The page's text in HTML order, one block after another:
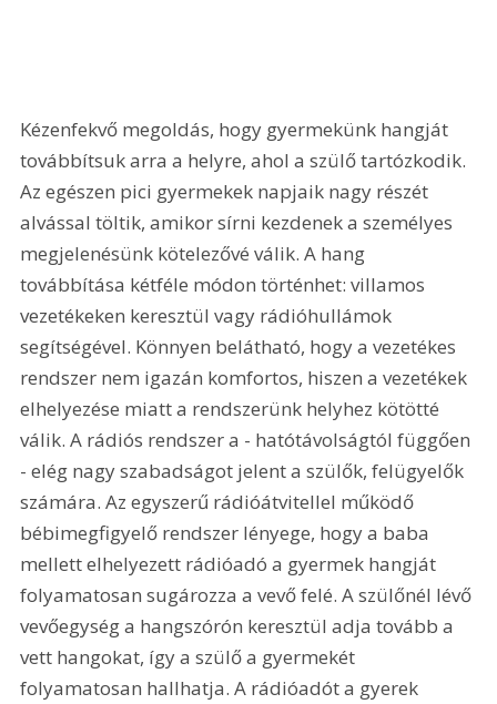
Kézenfekvő megoldás, hogy gyermekünk hangját
továbbítsuk arra a helyre, ahol a szülő tartózkodik.
Az egészen pici gyermekek napjaik nagy részét
alvással töltik, amikor sírni kezdenek a személyes
megjelenésünk kötelezővé válik. A hang
továbbítása kétféle módon történhet: villamos
vezetékeken keresztül vagy rádióhullámok
segítségével. Könnyen belátható, hogy a vezetékes
rendszer nem igazán komfortos, hiszen a vezetékek
elhelyezése miatt a rendszerünk helyhez kötötté
válik. A rádiós rendszer a - hatótávolságtól függően
- elég nagy szabadságot jelent a szülők, felügyelők
számára. Az egyszerű rádióátvitellel működő
bébimegfigyelő rendszer lényege, hogy a baba
mellett elhelyezett rádióadó a gyermek hangját
folyamatosan sugározza a vevő felé. A szülőnél lévő
vevőegység a hangszórón keresztül adja tovább a
vett hangokat, így a szülő a gyermekét
folyamatosan hallhatja. A rádióadót a gyerek